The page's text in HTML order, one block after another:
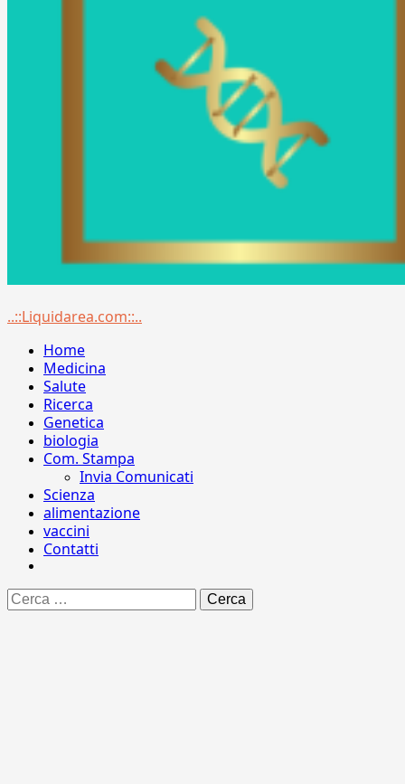
Menu
..::Liquidarea.com::..
Home
Medicina
Salute
Ricerca
Genetica
biologia
Com. Stampa
Invia Comunicati
Scienza
alimentazione
vaccini
Contatti
Ricerca
per: